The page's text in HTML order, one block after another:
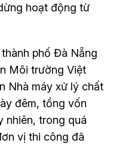
hoạt động từ
phố Đà Nẵng
Môi trường Việt
Nhà máy xử lý chất
đêm, tổng vốn
nhiên, trong quá
vị thi công đã